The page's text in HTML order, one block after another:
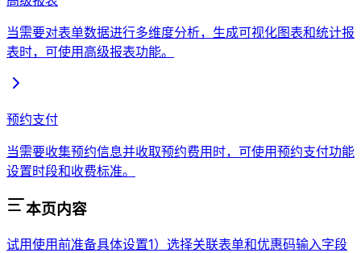
当需要对表单数据进行多维度分析，生成可视化图表和统计报
表时，可使用高级报表功能。
预约支付
当需要收集预约信息并收取预约费用时，可使用预约支付功能
设置时段和收费标准。
本页内容
试用使用前准备具体设置1）选择关联表单和优惠码输入字段